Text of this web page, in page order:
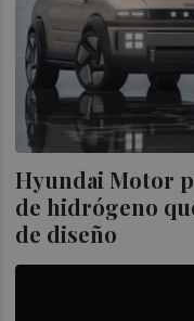
Hyundai Motor
de hidrógeno
de diseño